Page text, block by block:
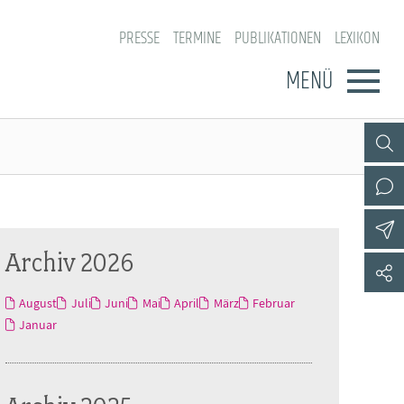
PRESSE TERMINE PUBLIKATIONEN LEXIKON
MENÜ
Archiv 2026
August Juli Juni Mai April März
Februar
Januar